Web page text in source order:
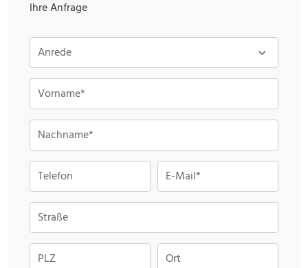
Ihre Anfrage
Anrede
Vorname*
Nachname*
Telefon E-Mail*
Straße
PLZ Ort